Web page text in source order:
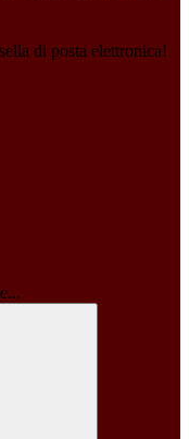
di posta elettronica!